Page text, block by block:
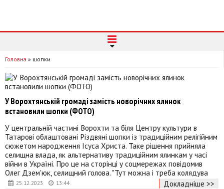
Головна » шопки
25.12.2023 13:44
У Ворохтянській громаді замість новорічних ялинок
встановили шопки (ФОТО)
У центральній частині Ворохти та біля Центру культури в
Татарові облаштовані Різдвяні шопки із традиційним релігійним
сюжетом народження Ісуса Христа. Таке рішення прийняла
селищна влада, як альтернативу традиційним ялинкам у часі
війни в Україні. Про це на сторінці у соцмережах повідомив
Олег Дзем'юк, селищний голова. "Тут можна і треба колядува
Докладніше >>